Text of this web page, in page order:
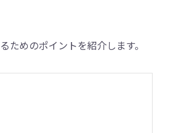
めのポイントを紹介します。